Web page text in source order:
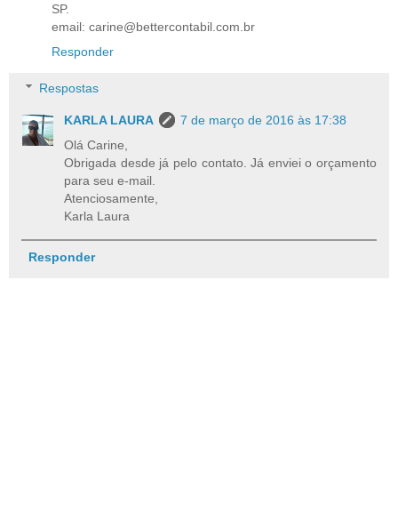
SP.
email: carine@bettercontabil.com.br
Responder
Respostas
KARLA LAURA
7 de março de 2016 às 17:38
Olá Carine,
Obrigada desde já pelo contato. Já enviei o orçamento
para seu e-mail.
Atenciosamente,
Karla Laura
Responder